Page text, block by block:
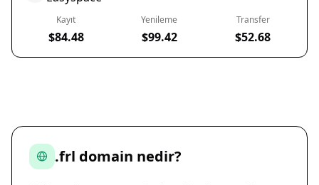
Kayıt
$84.48
Yenileme
$99.42
Transfer
$52.68
.frl domain nedir?